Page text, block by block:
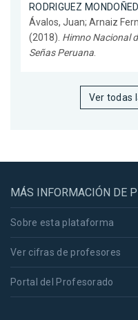
RODRIGUEZ
Ávalos, Juan; Arnaiz
(2018). Himno Nacional
Señas Peruana
Ver todas
MÁS INFORMACIÓN DE
Sobre esta plataforma
Ver cifras de profesores
Portal del Profesorado